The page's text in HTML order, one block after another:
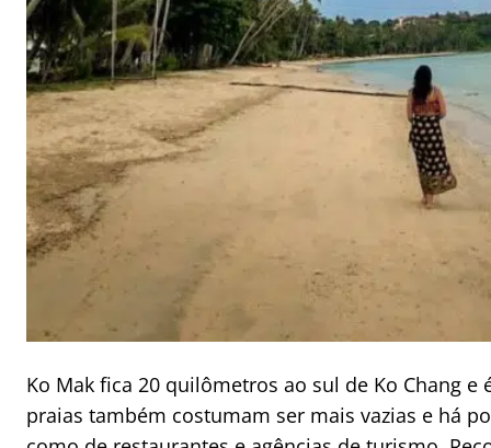
Ko Mak fica 20 quilômetros ao sul de Ko Chang
praias também costumam ser mais vazias e há